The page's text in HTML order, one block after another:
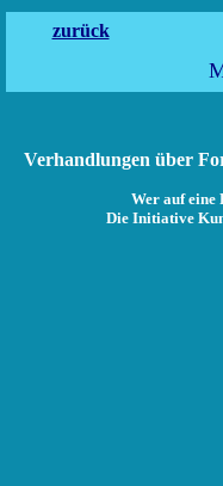
zurück
Verhandlungen über
Wer auf eine
Die Initiative